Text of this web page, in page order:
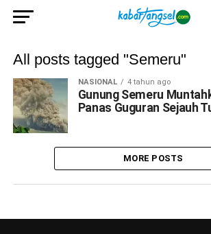
All posts tagged "Semeru"
NASIONAL 4 tahun ago
Gunung Semeru
Panas Guguran Sejauh
MORE POSTS